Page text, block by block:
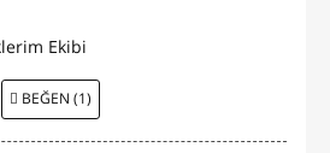
Ekibi
BEĞEN (1)